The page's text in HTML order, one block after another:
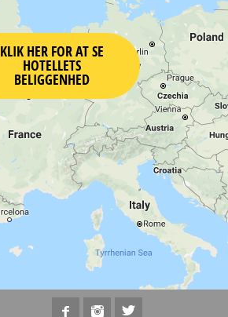
KLIK HER FOR AT SE
HOTELLETS
BELIGGENHED